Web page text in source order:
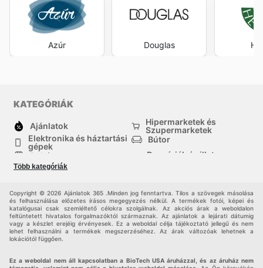
Azúr Douglas
KATEGÓRIÁK
Ajánlatok
Hipermarketek és
Szupermarketek
Elektronika és háztartási
gépek
Bútor
Ruházat
Drogériák és illatszer-
háztartási cikkek
Több kategóriák
Copyright © 2026 Ajánlatok 365 .Minden jog fenntartva. Tilos a szövegek másolása
és felhasználása előzetes írásos megegyezés nélkül. A termékek fotói, képei és
katalógusai csak szemléltető célokra szolgálnak. Az akciós árak a weboldalon
feltüntetett hivatalos forgalmazóktól származnak. Az ajánlatok a lejárati dátumig
vagy a készlet erejéig érvényesek. Ez a weboldal célja tájékoztató jellegű és nem
lehet felhasználni a termékek megszerzéséhez. Az árak változóak lehetnek a
lokációtól függően.
Ez a weboldal nem áll kapcsolatban a BioTech USA áruházzal, és az áruház nem